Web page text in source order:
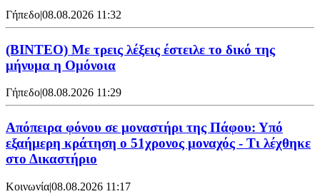
Γήπεδο|08.08.2026 11:32
(ΒΙΝΤΕΟ) Με τρεις λέξεις έστειλε το δικό της
μήνυμα η Ομόνοια
Γήπεδο|08.08.2026 11:29
Απόπειρα φόνου σε μοναστήρι της Πάφου: Υπό
εξαήμερη κράτηση ο 51χρονος μοναχός - Τι λέχθηκε
στο Δικαστήριο
Κοινωνία|08.08.2026 11:17